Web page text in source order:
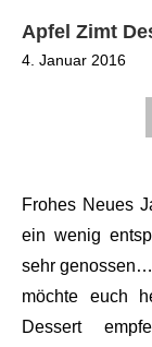
Apfel Zimt
4. Januar 2016
Frohes Neues
ein wenig
sehr
möchte euch
Dessert